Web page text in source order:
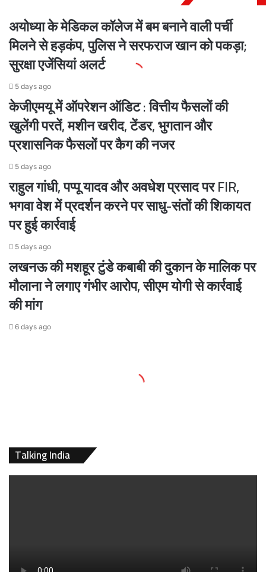
अयोध्या के मेडिकल कॉलेज में बम बनाने वाली पर्ची
मिलने से हड़कंप, पुलिस ने सरफराज खान को पकड़ा;
सुरक्षा एजेंसियां अलर्ट
5 days ago
केजीएमयू में ऑपरेशन ऑडिट : वित्तीय फैसलों की
खुलेंगी परतें, मशीन खरीद, टेंडर, भुगतान और
प्रशासनिक फैसलों पर कैग की नजर
5 days ago
राहुल गांधी, पप्पू यादव और अवधेश प्रसाद पर FIR,
भगवा वेश में प्रदर्शन करने पर साधु-संतों की शिकायत
पर हुई कार्रवाई
5 days ago
लखनऊ की मशहूर टुंडे कबाबी की दुकान के मालिक पर
मौलाना ने लगाए गंभीर आरोप, सीएम योगी से कार्रवाई
की मांग
6 days ago
Talking India